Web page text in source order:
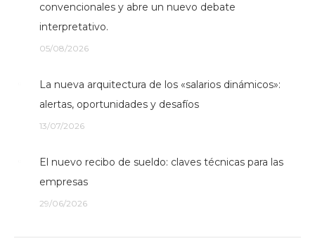
convencionales y abre un nuevo debate
interpretativo.
05/08/2026
La nueva arquitectura de los «salarios dinámicos»:
alertas, oportunidades y desafíos
13/07/2026
El nuevo recibo de sueldo: claves técnicas para las
empresas
29/06/2026